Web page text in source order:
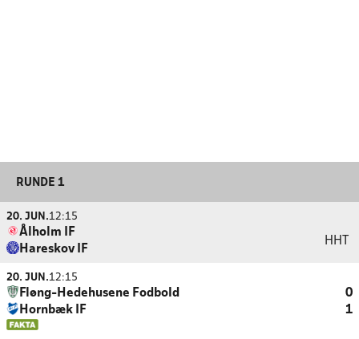
RUNDE 1
20. JUN.12:15
Ålholm IF
Hareskov IF
HHT
20. JUN.12:15
Fløng-Hedehusene Fodbold
0
Hornbæk IF
1